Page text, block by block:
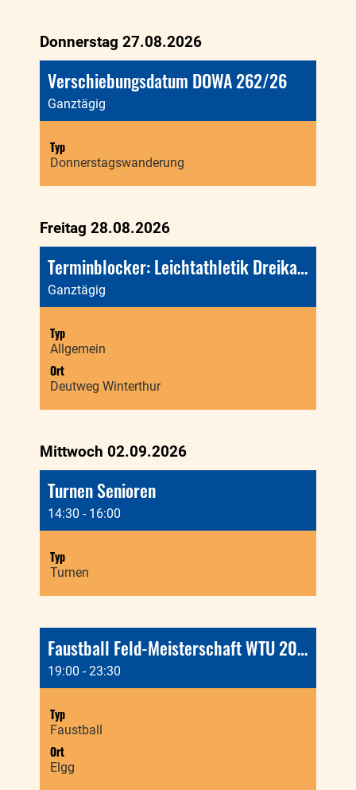
Donnerstag 27.08.2026
Verschiebungsdatum DOWA 262/26
Ganztägig
Typ
Donnerstagswanderung
Freitag 28.08.2026
Terminblocker: Leichtathletik Dreikampfmeisterschaft WTU
Ganztägig
Typ
Allgemein
Ort
Deutweg Winterthur
Mittwoch 02.09.2026
Turnen Senioren
14:30 - 16:00
Typ
Turnen
Faustball Feld-Meisterschaft WTU 2026, Senioren, Reservetermin
19:00 - 23:30
Typ
Faustball
Ort
Elgg